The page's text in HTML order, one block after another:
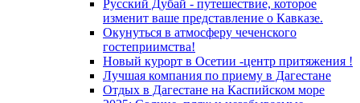
Русский Дубай - путешествие, которое
изменит ваше представление о Кавказе.
Окунуться в атмосферу чеченского
гостеприимства!
Новый курорт в Осетии -центр притяжения !
Лучшая компания по приему в Дагестане
Отдых в Дагестане на Каспийском море